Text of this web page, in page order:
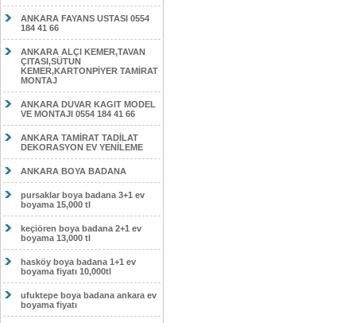
ANKARA FAYANS USTASI 0554
184 41 66
ANKARA ALÇI KEMER,TAVAN
ÇITASI,SÜTUN
KEMER,KARTONPİYER TAMİRAT
MONTAJ
ANKARA DUVAR KAGIT MODEL
VE MONTAJI 0554 184 41 66
ANKARA TAMİRAT TADİLAT
DEKORASYON EV YENİLEME
ANKARA BOYA BADANA
pursaklar boya badana 3+1 ev
boyama 15,000 tl
keçiören boya badana 2+1 ev
boyama 13,000 tl
hasköy boya badana 1+1 ev
boyama fiyatı 10,000tl
ufuktepe boya badana ankara ev
boyama fiyatı